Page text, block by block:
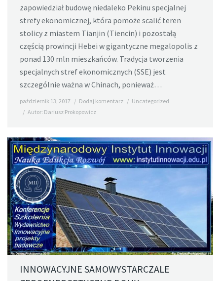
zapowiedział budowę niedaleko Pekinu specjalnej
strefy ekonomicznej, która pomoże scalić teren
stolicy z miastem Tianjin (Tiencin) i pozostałą
częścią prowincji Hebei w gigantyczne megalopolis z
ponad 130 mln mieszkańców. Tradycja tworzenia
specjalnych stref ekonomicznych (SSE) jest
szczególnie ważna w Chinach, ponieważ…
październik 13, 2017 Dodaj komentarz
Uncategorized
Autor: Dariusz Prokopowicz
INNOWACYJNE SAMOWYSTARCZALE